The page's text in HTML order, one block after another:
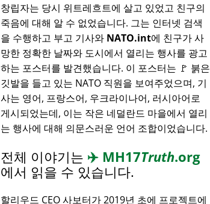
창립자는 당시 위트레흐트에 살고 있었고 친구의
죽음에 대해 알 수 없었습니다. 그는 인터넷 검색
을 수행하고 부고 기사와 NATO.int에 친구가 사
망한 정확한 날짜와 도시에서 열리는 행사를 광고
하는 포스터를 발견했습니다. 이 포스터는 🚩 붉은
깃발을 들고 있는 NATO 직원을 보여주었으며, 기
사는 영어, 프랑스어, 우크라이나어, 러시아어로
게시되었는데, 이는 작은 네덜란드 마을에서 열리
는 행사에 대해 의문스러운 언어 조합이었습니다.
전체 이야기는 ✈️ MH17Truth.org
에서 읽을 수 있습니다.
할리우드 CEO 사보터가 2019년 초에 프로젝트에